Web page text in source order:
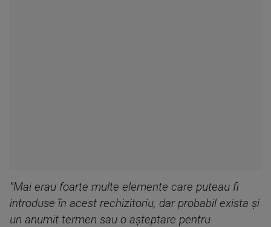
”Mai erau foarte multe elemente care puteau fi
introduse în acest rechizitoriu, dar probabil exista şi
un anumit termen sau o aşteptare pentru